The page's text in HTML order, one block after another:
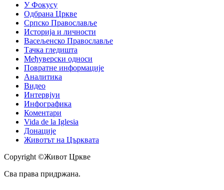
У Фокусу
Одбрана Цркве
Српско Православље
Историја и личности
Васељенско Православље
Тачка гледишта
Међуверски односи
Повратне информације
Аналитика
Видео
Интервјуи
Инфографика
Коментари
Vida de la Iglesia
Донације
Животът на Църквата
Copyright ©Живот Цркве
Сва права придржана.